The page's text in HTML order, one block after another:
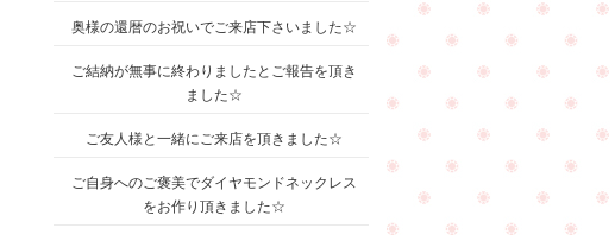
奥様の還暦のお祝いでご来店下さいました☆
ご結納が無事に終わりましたとご報告を頂き
ました☆
ご友人様と一緒にご来店を頂きました☆
ご自身へのご褒美でダイヤモンドネックレス
をお作り頂きました☆